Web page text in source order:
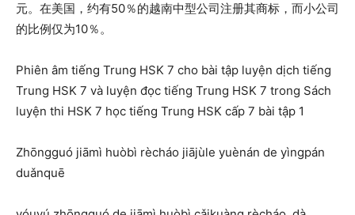
元。在美国，约有50％的越南中型公司注册其商标，而小公司
的比例仅为10％。
Phiên âm tiếng Trung HSK 7 cho bài tập luyện dịch tiếng
Trung HSK 7 và luyện đọc tiếng Trung HSK 7 trong Sách
luyện thi HSK 7 học tiếng Trung HSK cấp 7 bài tập 1
Zhōngguó jiāmì huòbì rècháo jiājùle yuènán de yìngpán
duǎnquē